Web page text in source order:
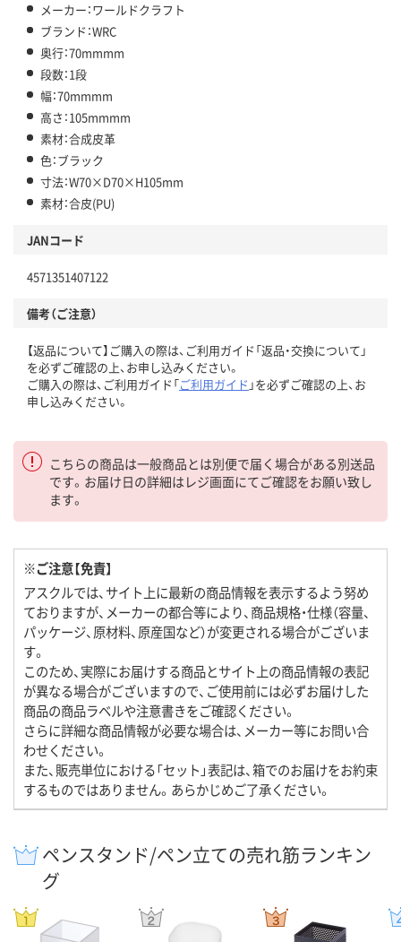
メーカー：ワールドクラフト
ブランド：WRC
奥行：70mmmm
段数：1段
幅：70mmmm
高さ：105mmmm
素材：合成皮革
色：ブラック
寸法：W70×D70×H105mm
素材：合皮(PU)
JANコード
4571351407122
備考（ご注意）
【返品について】ご購入の際は、ご利用ガイド「返品・交換について」
を必ずご確認の上、お申し込みください。
ご購入の際は、ご利用ガイド「ご利用ガイド 」を必ずご確認の上、お
申し込みください。
こちらの商品は一般商品とは別便で届く場合がある別送品
です。お届け日の詳細はレジ画面にてご確認をお願い致し
ます。
※ご注意【免責】
アスクルでは、サイト上に最新の商品情報を表示するよう努め
ておりますが、メーカーの都合等により、商品規格・仕様（容量、
パッケージ、原材料、原産国など）が変更される場合がございま
す。
このため、実際にお届けする商品とサイト上の商品情報の表記
が異なる場合がございますので、ご使用前には必ずお届けした
商品の商品ラベルや注意書きをご確認ください。
さらに詳細な商品情報が必要な場合は、メーカー等にお問い合
わせください。
また、販売単位における「セット」表記は、箱でのお届けをお約束
するものではありません。あらかじめご了承ください。
ペンスタンド/ペン立ての売れ筋ランキン
グ